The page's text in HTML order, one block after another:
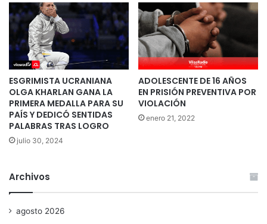
ESGRIMISTA UCRANIANA
OLGA KHARLAN GANA LA
PRIMERA MEDALLA PARA SU
PAÍS Y DEDICÓ SENTIDAS
PALABRAS TRAS LOGRO
julio 30, 2024
ADOLESCENTE DE 16 AÑOS
EN PRISIÓN PREVENTIVA POR
VIOLACIÓN
enero 21, 2022
Archivos
agosto 2026